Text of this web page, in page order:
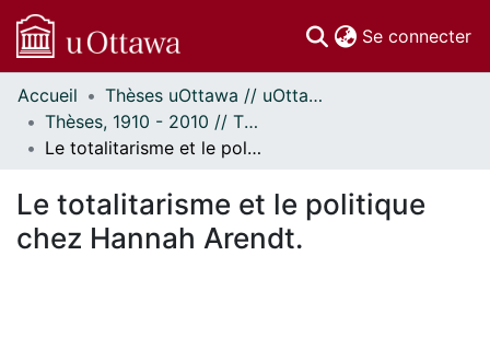
Se connecter
Communautés
et collections
Parcourir
À propos
Accueil
Thèses uOttawa // uOttawa Theses
Thèses, 1910 - 2010 // Theses, 1910 - 2010
Le totalitarisme et le politique chez Hannah Arendt.
Le totalitarisme et le politique
chez Hannah Arendt.